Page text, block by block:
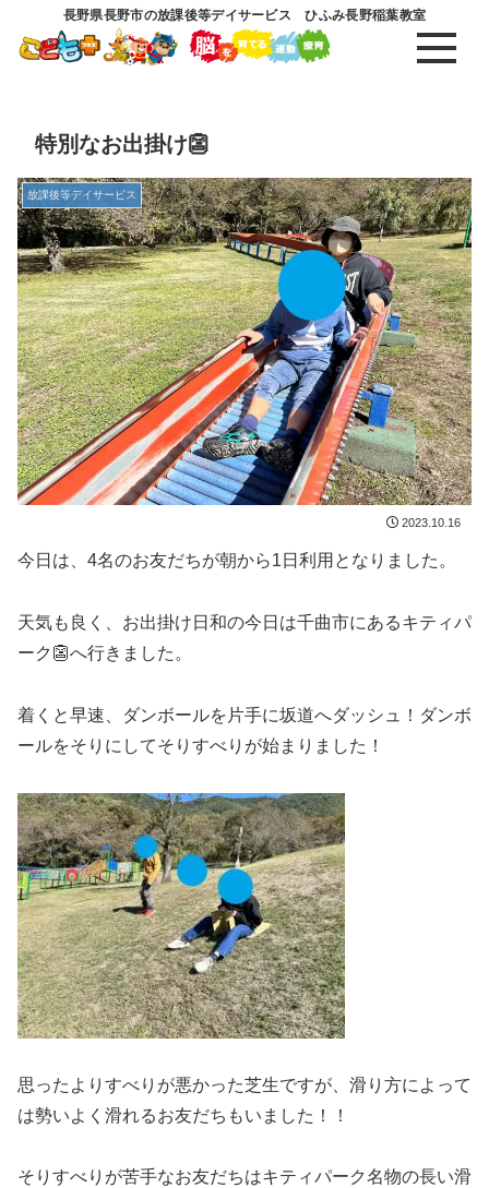
長野県長野市の放課後等デイサービス ひふみ長野稲葉教室
特別なお出掛け👺
放課後等デイサービス
2023.10.16
今日は、4名のお友だちが朝から1日利用となりました。
天気も良く、お出掛け日和の今日は千曲市にあるキティパ
ーク👺へ行きました。
着くと早速、ダンボールを片手に坂道へダッシュ！ダンボ
ールをそりにしてそりすべりが始まりました！
思ったよりすべりが悪かった芝生ですが、滑り方によって
は勢いよく滑れるお友だちもいました！！
そりすべりが苦手なお友だちはキティパーク名物の長い滑